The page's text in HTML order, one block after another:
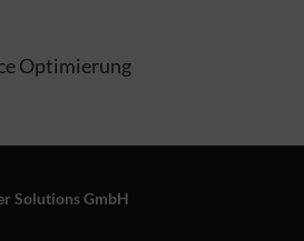
Optimierung
Solutions GmbH